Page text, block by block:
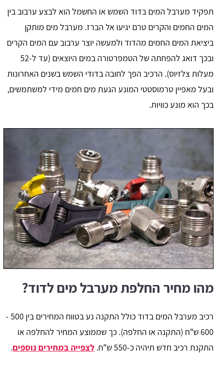
תפקיד מערבל המים בדוד השמש או החשמל הוא לבצע ערבוב בין
המים החמים והקרים טרם יגיעו אל הברז. מערבל מים מותקן
ביציאת המים החמים מהדוד ולמעשה יוצר ערבוב עם המים הקרים
ובכך דואג להפחתה של הטמפרטורה במים היוצאים (עד ל-52
מעלות צלזיוס). הרכיב הפך לחובה בדודי השמש בשנים האחרונות
ובעל מאפיין טרמוסטטי המונע הגעת מים חמים מידי למשתמשים,
בכך הוא מונע כוויות.
מהו מחיר החלפת מערבל מים לדוד?
רכיב מערבל המים בדוד כולל התקנה נע בטווח המחירים בין 500 -
600 ש"ח (התקנה או החלפה). כך שממוצע המחיר להחלפה או
התקנת רכיב חדש תיהיה כ-550 ש"ח.
לצפייה במחירים נוספים.